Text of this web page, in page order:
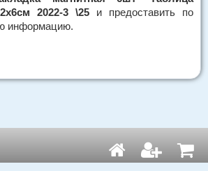
2022-3 \25 и предоставить по
информацию.